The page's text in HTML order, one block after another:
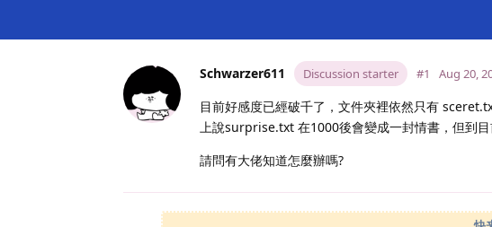
Schwarzer611 Discussion starter #1 Aug 20,
目前好感度已經破千了，文件夾裡依然只有
上說surprise.txt 在1000後會變成一封情書，但到
請問有大佬知道怎麼辦嗎?